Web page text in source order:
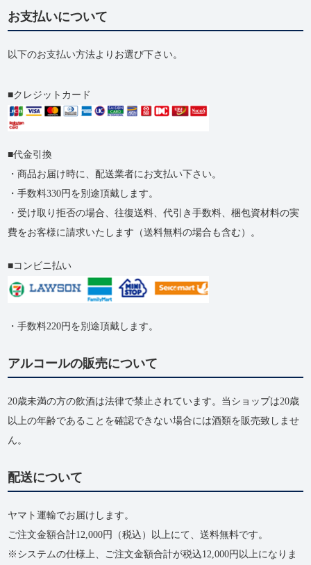
お支払いについて
以下のお支払い方法よりお選び下さい。
クレジットカード
代金引換
・商品お届け時に、配送業者にお支払い下さい。
・手数料330円を別途頂戴します。
・受け取り拒否の​場合、​往復送料、​代引き手数料、​梱包資材料の​実
費を​お客様に​請求いたします​（送料無料の​場合も​含む）。
コンビニ払い
・手数料220円を別途頂戴します。
アルコールの販売について
20歳未満の方の飲酒は法律で禁止されています。当ショップは20歳
以上の年齢であることを確認できない場合には酒類を販売致しませ
ん。
配送について
ヤマト運輸でお届けします。
ご注文金額合計12,000円（税込）以上にて、送料無料です。
※システムの仕様上、ご注文金額合計が税込12,000円以上になりま